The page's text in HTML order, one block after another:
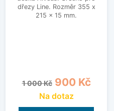
dřezy Line. Rozměr 355 x
215 x 15 mm.
Běžná cena
1 000 Kč Cena
900 Kč
Na dotaz